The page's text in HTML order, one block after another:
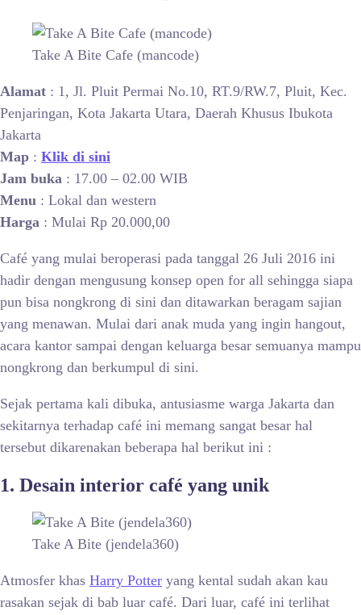
Take A Bite Cafe (mancode)
Alamat : 1, Jl. Pluit Permai No.10, RT.9/RW.7, Pluit, Kec.
Penjaringan, Kota Jakarta Utara, Daerah Khusus Ibukota
Jakarta
Map : Klik di sini
Jam buka : 17.00 – 02.00 WIB
Menu : Lokal dan western
Harga : Mulai Rp 20.000,00
Café yang mulai beroperasi pada tanggal 26 Juli 2016 ini
hadir dengan mengusung konsep open for all sehingga siapa
pun bisa nongkrong di sini dan ditawarkan beragam sajian
yang menawan. Mulai dari anak muda yang ingin hangout,
acara kantor sampai dengan keluarga besar semuanya mampu
nongkrong dan berkumpul di sini.
Sejak pertama kali dibuka, antusiasme warga Jakarta dan
sekitarnya terhadap café ini memang sangat besar hal
tersebut dikarenakan beberapa hal berikut ini :
1. Desain interior café yang unik
Take A Bite (jendela360)
Atmosfer khas Harry Potter yang kental sudah akan kau
rasakan sejak di bab luar café. Dari luar, café ini terlihat